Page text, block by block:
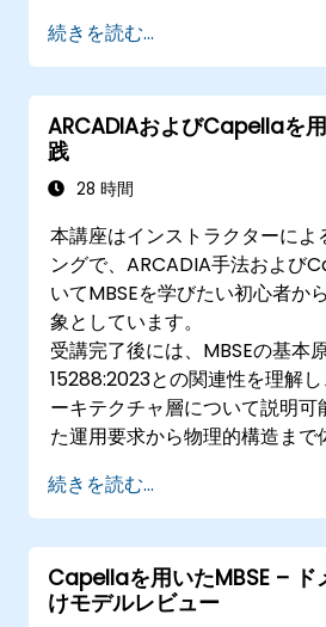
ンにおける役割理解です。
続きを読む...
ARCADIAおよびCapellaを
践
28 時間
本講座はインストラクターによ
ングで、ARCADIA手法および
いてMBSEを学びたい初心者か
象としています。
受講完了後には、MBSEの基本
15288:2023との関連性を理解
ーキテクチャ層について説明可
た運用要求から物理的構造ま
成・解析・管理を行え、実際の
通じてシステムモデリングの
も実践できます。
続きを読む...
Capellaを用いたMBSE – ド
けモデルレビュー